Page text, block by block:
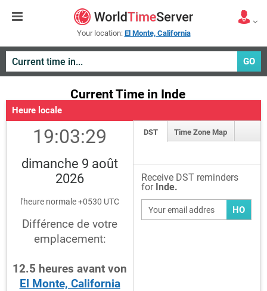
Your location: El Monte, California
GO
Current Time in Inde
Heure locale
19:03:29
dimanche 9 août
2026
l'heure normale +0530 UTC
Différence de votre
emplacement:
12.5 heures avant von
El Monte, California
DST Time Zone Map
Receive DST reminders
for Inde.
HO